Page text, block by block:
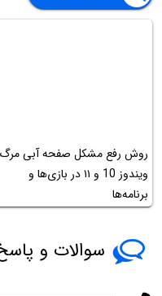
روش رفع مشکل صفحه آبی مرگ
ویندوز 10 و ۱۱ در بازی‌ها و
برنامه‌ها
سوالات و